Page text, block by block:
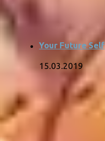
Your Future Self
15.03.2019